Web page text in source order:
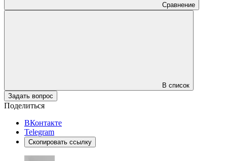
Сравнение
В список
Задать вопрос
Поделиться
ВКонтакте
Telegram
Скопировать ссылку